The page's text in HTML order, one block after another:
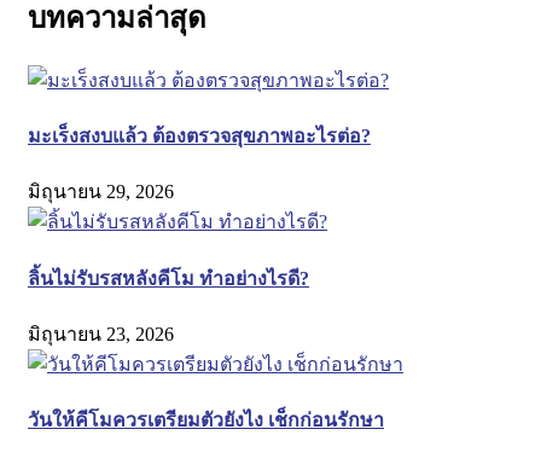
บทความล่าสุด
มะเร็งสงบแล้ว ต้องตรวจสุขภาพอะไรต่อ?
มิถุนายน 29, 2026
ลิ้นไม่รับรสหลังคีโม ทำอย่างไรดี?
มิถุนายน 23, 2026
วันให้คีโมควรเตรียมตัวยังไง เช็กก่อนรักษา